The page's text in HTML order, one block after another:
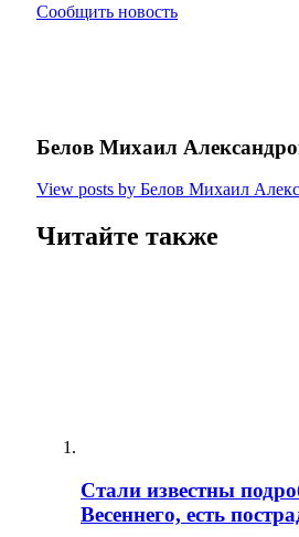
Сообщить новость
Белов Михаил
View posts by Белов Михаил
Читайте также
Стали известны
Весеннего, есть